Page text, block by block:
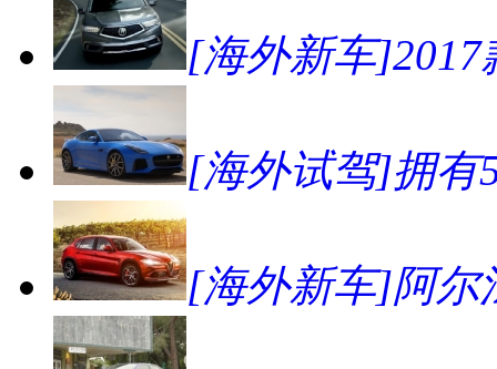
[海外新车]2017
[海外试驾]拥有
[海外新车]阿尔